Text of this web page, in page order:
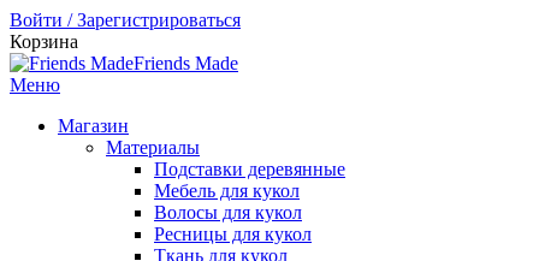
Войти / Зарегистрироваться
Корзина
Friends Made
Меню
Магазин
Материалы
Подставки деревянные
Мебель для кукол
Волосы для кукол
Ресницы для кукол
Ткань для кукол